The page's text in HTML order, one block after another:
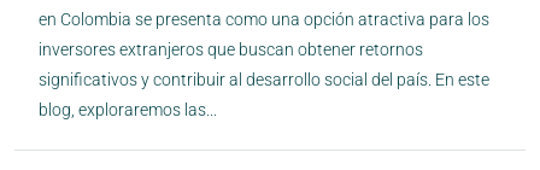
en Colombia se presenta como una opción atractiva para los
inversores extranjeros que buscan obtener retornos
significativos y contribuir al desarrollo social del país. En este
blog, exploraremos las...